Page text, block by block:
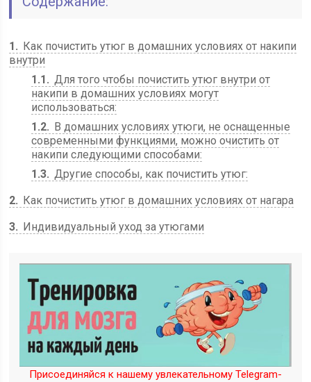
1
Как почистить утюг в домашних условиях от накипи
внутри
1.1
Для того чтобы почистить утюг внутри от
накипи в домашних условиях могут
использоваться:
1.2
В домашних условиях утюги, не оснащенные
современными функциями, можно очистить от
накипи следующими способами:
1.3 Другие способы, как почистить утюг:
2
Как почистить утюг в домашних условиях от нагара
3
Индивидуальный уход за утюгами
Присоединяйся к нашему увлекательному Telegram-